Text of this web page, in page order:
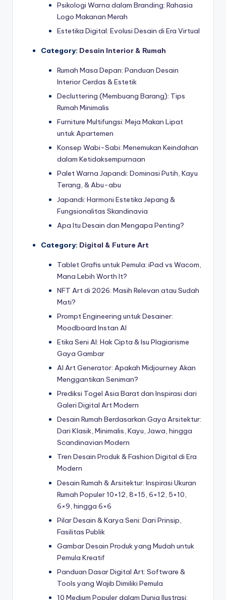
Psikologi Warna dalam Branding: Rahasia
Logo Makanan Merah
Estetika Digital: Evolusi Desain di Era Virtual
Category: Desain Interior & Rumah
Rumah Masa Depan: Panduan Desain
Interior Cerdas & Estetik
Decluttering (Membuang Barang): Tips
Rumah Minimalis
Furniture Multifungsi: Meja Makan Lipat
untuk Apartemen
Konsep Wabi-Sabi: Menemukan Keindahan
dalam Ketidaksempurnaan
Palet Warna Japandi: Dominasi Putih, Kayu
Terang, & Abu-abu
Japandi: Harmoni Estetika Jepang &
Fungsionalitas Skandinavia
Apa Itu Desain dan Mengapa Penting?
Category: Digital & Future Art
Tablet Grafis untuk Pemula: iPad vs Wacom,
Mana Lebih Worth It?
NFT Art di 2026: Masih Relevan atau Sudah
Mati?
Prompt Engineering untuk Desainer:
Moodboard Instan AI
Etika Seni AI: Hak Cipta & Isu Plagiarisme
Gaya Gambar
AI Art Generator: Apakah Midjourney Akan
Menggantikan Seniman?
Prediksi Togel Asia Barat dan Inspirasi dari
Galeri Digital Art Modern
Desain Rumah Berdasarkan Gaya Arsitektur:
Dari Klasik, Minimalis, Kayu, Jawa, hingga
Scandinavian Modern
Tren Desain Produk & Fashion Digital di Era
Modern
Desain Rumah & Arsitektur: Inspirasi Ukuran
Rumah Populer 10×12, 8×15, 6×12, 5×10,
6×9, hingga 6×6
Pilar Desain & Karya Seni: Dari Prinsip,
Fasilitas Publik
Gambar Desain Produk yang Mudah untuk
Pemula Kreatif
Panduan Dasar Digital Art: Software &
Tools yang Wajib Dimiliki Pemula
10 Medium Populer dalam Dunia Ilustrasi: